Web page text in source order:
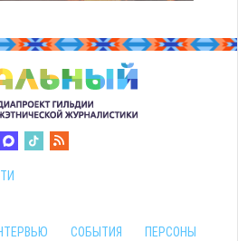
СОБЫТИЯ
ПЕРСОНЫ